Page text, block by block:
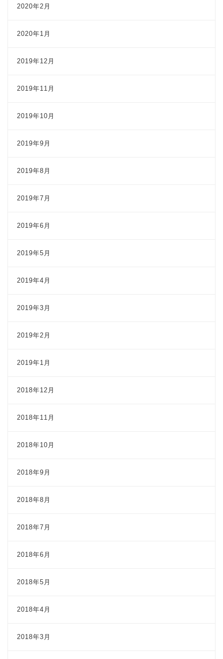
2020年2月
2020年1月
2019年12月
2019年11月
2019年10月
2019年9月
2019年8月
2019年7月
2019年6月
2019年5月
2019年4月
2019年3月
2019年2月
2019年1月
2018年12月
2018年11月
2018年10月
2018年9月
2018年8月
2018年7月
2018年6月
2018年5月
2018年4月
2018年3月